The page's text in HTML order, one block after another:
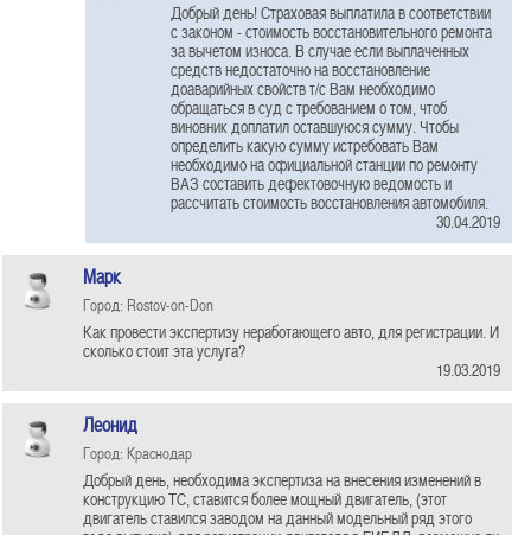
Добрый день! Страховая выплатила в соответствии
с законом - стоимость восстановительного ремонта
за вычетом износа. В случае если выплаченных
средств недостаточно на восстановление
доаварийных свойств т/с Вам необходимо
обращаться в суд с требованием о том, чтоб
виновник доплатил оставшуюся сумму. Чтобы
определить какую сумму истребовать Вам
необходимо на официальной станции по ремонту
ВАЗ составить дефектовочную ведомость и
рассчитать стоимость восстановления автомобиля.
30.04.2019
Марк
Город: Rostov-on-Don
Как провести экспертизу неработающего авто, для регистрации. И
сколько стоит эта услуга?
19.03.2019
Леонид
Город: Краснодар
Добрый день, необходима экспертиза на внесения изменений в
конструкцию ТС, ставится более мощный двигатель, (этот
двигатель ставился заводом на данный модельный ряд этого